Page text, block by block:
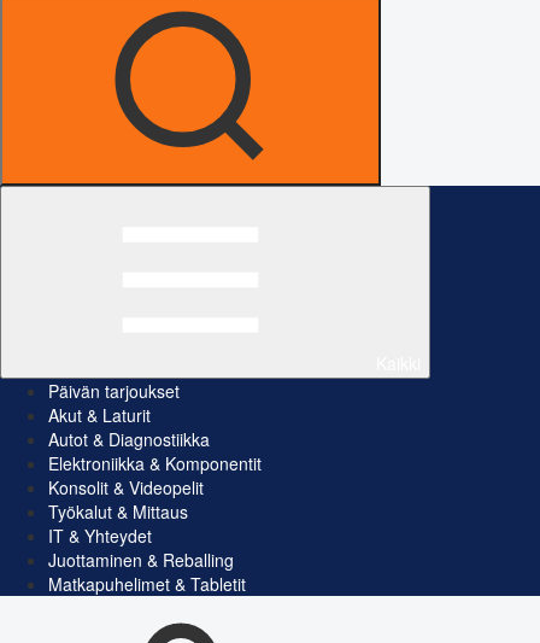
Päivän tarjoukset
Akut & Laturit
Autot & Diagnostiikka
Elektroniikka & Komponentit
Konsolit & Videopelit
Työkalut & Mittaus
IT & Yhteydet
Juottaminen & Reballing
Matkapuhelimet & Tabletit